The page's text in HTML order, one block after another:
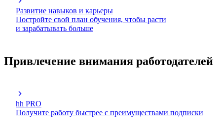
Развитие навыков и карьеры
Постройте свой план обучения, чтобы расти
и зарабатывать больше
Привлечение внимания работодателей
hh PRO
Получите работу быстрее с преимуществами подписки